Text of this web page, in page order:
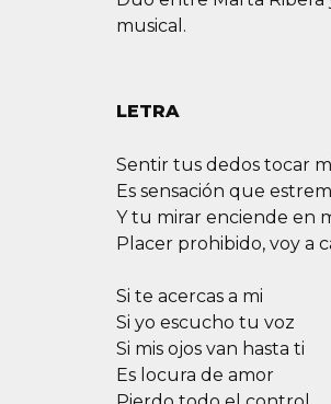
musical.
LETRA
Sentir tus dedos tocar
Es sensación que
Y tu mirar enciende en
Placer prohibido, voy a
Si te acercas a mi
Si yo escucho tu voz
Si mis ojos van hasta ti
Es locura de amor